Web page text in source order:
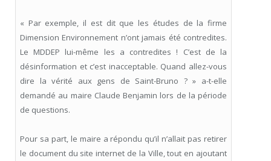
« Par exemple, il est dit que les études de la firme
Dimension Environnement n’ont jamais été contredites.
Le MDDEP lui-même les a contredites ! C’est de la
désinformation et c’est inacceptable. Quand allez-vous
dire la vérité aux gens de Saint-Bruno ? » a-t-elle
demandé au maire Claude Benjamin lors de la période
de questions.
Pour sa part, le maire a répondu qu’il n’allait pas retirer
le document du site internet de la Ville, tout en ajoutant